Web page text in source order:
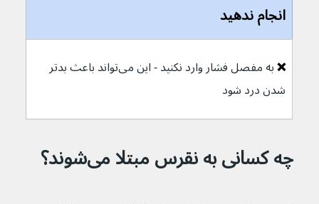
انجام ندهید
❌
به مفصل فشار وارد نکنید - این می‌تواند باعث بدتر
شدن درد شود
چه کسانی به نقرس مبتلا می‌شوند؟